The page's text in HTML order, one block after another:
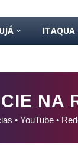
ITAQUA
NA
• YouTube •